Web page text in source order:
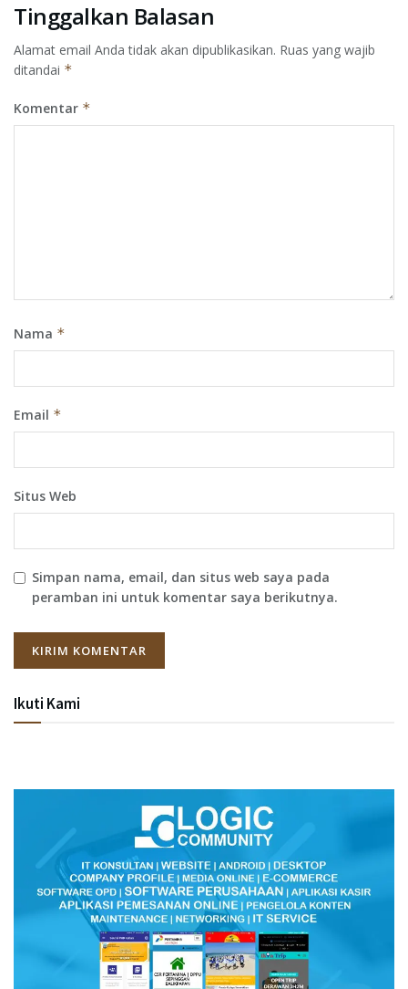
Tinggalkan Balasan
Alamat email Anda tidak akan dipublikasikan. Ruas yang wajib
ditandai *
Komentar *
Nama *
Email *
Situs Web
Simpan nama, email, dan situs web saya pada
peramban ini untuk komentar saya berikutnya.
Ikuti Kami